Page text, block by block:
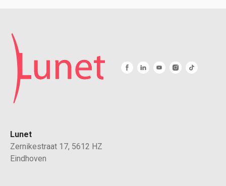
Lunet
Zernikestraat 17, 5612 HZ
Eindhoven